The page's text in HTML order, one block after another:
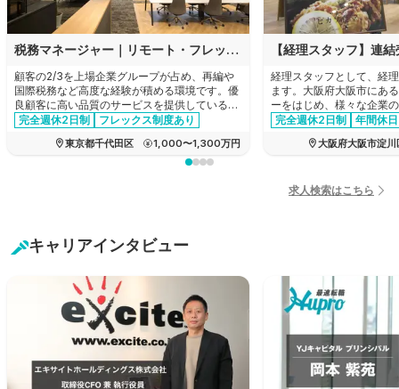
税務マネージャー｜リモート・フレックスあり｜顧客の2/3が上場グループ｜法人税務を主軸に希望に応じ再編や税務DDへも挑戦可
顧客の2/3を上場企業グループが占め、再編や
国際税務など高度な経験が積める環境です。優
良顧客に高い品質のサービスを提供しているた
め報酬水準も高く、同時に、リモートワークや
ね備えているため、キャリアとプライベートを
完全週休2日制
フレックス制度あり
育休・産休実績あり
管理職・マネージャー
年間休日120日以上
東京都千代田区 1,000〜1,300万円
経理スタッフとして、経
ます。大阪府大阪市にあ
ーをはじめ、様々な企業
産！新製品の企画から商
メーカーの求人です。
完全週休2日制
年間休
経験者優遇
家賃補助あ
大阪府大阪市淀川
求人検索はこちら
キャリアインタビュー